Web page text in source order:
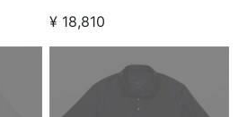
¥ 18,810